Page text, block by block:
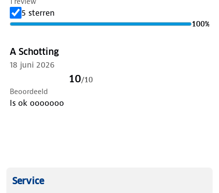
5 sterren
100%
A Schotting
18 juni 2026
10/10
Beoordeeld
Is ok ooooooo
Service